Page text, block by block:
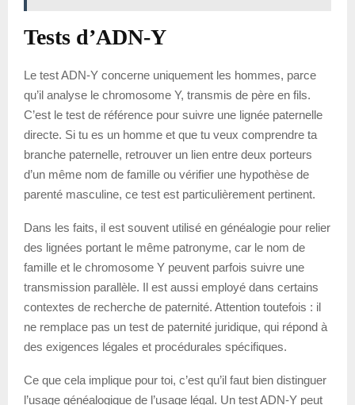
Tests d’ADN-Y
Le test ADN-Y concerne uniquement les hommes, parce
qu’il analyse le chromosome Y, transmis de père en fils.
C’est le test de référence pour suivre une lignée paternelle
directe. Si tu es un homme et que tu veux comprendre ta
branche paternelle, retrouver un lien entre deux porteurs
d’un même nom de famille ou vérifier une hypothèse de
parenté masculine, ce test est particulièrement pertinent.
Dans les faits, il est souvent utilisé en généalogie pour relier
des lignées portant le même patronyme, car le nom de
famille et le chromosome Y peuvent parfois suivre une
transmission parallèle. Il est aussi employé dans certains
contextes de recherche de paternité. Attention toutefois : il
ne remplace pas un test de paternité juridique, qui répond à
des exigences légales et procédurales spécifiques.
Ce que cela implique pour toi, c’est qu’il faut bien distinguer
l’usage généalogique de l’usage légal. Un test ADN-Y peut